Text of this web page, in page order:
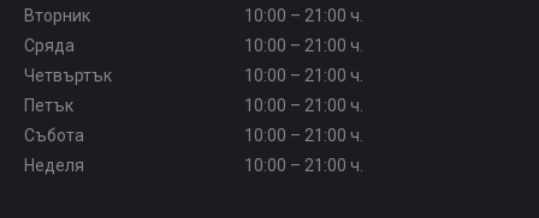
Вторник
10:00 – 21:00 ч.
Сряда
10:00 – 21:00 ч.
Четвъртък
10:00 – 21:00 ч.
Петък
10:00 – 21:00 ч.
Събота
10:00 – 21:00 ч.
Неделя
10:00 – 21:00 ч.